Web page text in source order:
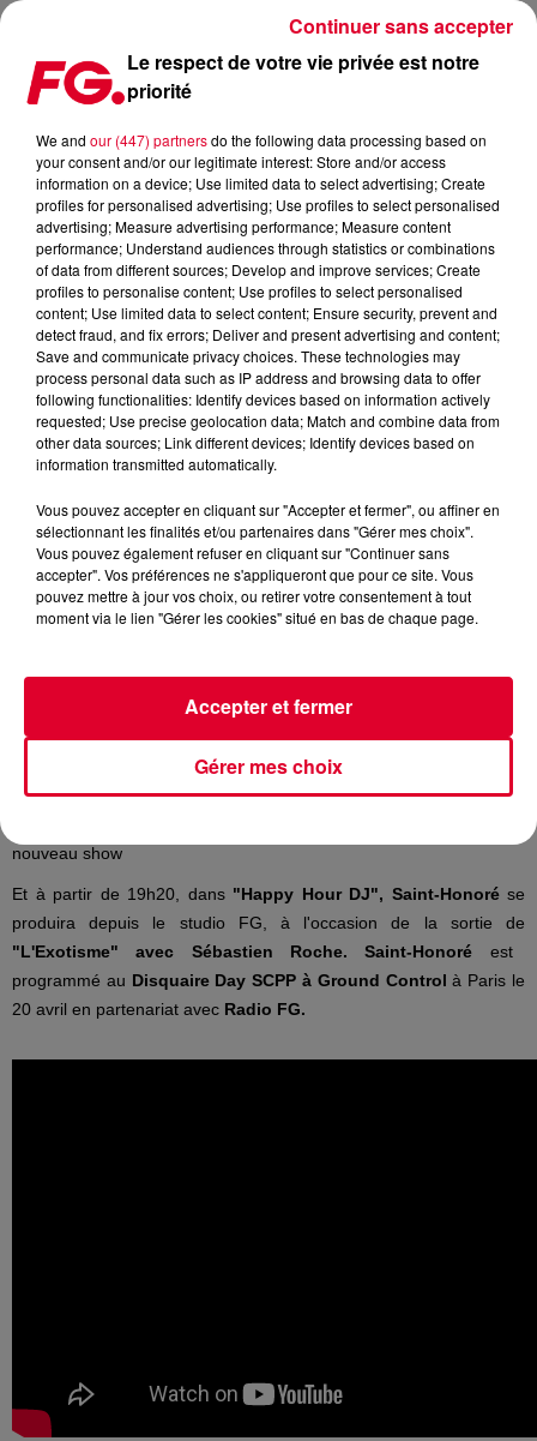
LE DUO BICEP INVITÉ D’ANTOINE BADUEL CE MARDI SOIR !
Publié : 9 avril 2024 à 11h42 par Christophe HUBERT
Le duo originaire d'Irlande du Nord,
Bicep, très populaire en France, présentera son nouveau projet
nouveau show
Et à partir de 19h20, dans "Happy Hour DJ", Saint-Honoré se
produira depuis le studio FG, à l'occasion de la sortie de
"L'Exotisme" avec Sébastien Roche. Saint-Honoré est
programmé au Disquaire Day SCPP à Ground Control à Paris le
20 avril en partenariat avec Radio FG.
Le respect de votre vie privée est notre
priorité
We and our (447) partnersdo the following data processing based on
your consent and/or our legitimate interest: Store and/or access
information on a device; Use limited data to select advertising; Create
profiles for personalised advertising; Use profiles to select personalised
advertising; Measure advertising performance; Measure content
performance; Understand audiences through statistics or combinations
of data from different sources; Develop and improve services; Create
profiles to personalise content; Use profiles to select personalised
content; Use limited data to select content; Ensure security, prevent and
detect fraud, and fix errors; Deliver and present advertising and content;
Save and communicate privacy choices. These technologies may
process personal data such as IP address and browsing data to offer
following functionalities: Identify devices based on information actively
requested; Use precise geolocation data; Match and combine data from
other data sources; Link different devices; Identify devices based on
information transmitted automatically.
Vous pouvez accepter en cliquant sur "Accepter et fermer", ou affiner en
sélectionnant les finalités et/ou partenaires dans "Gérer mes choix".
Vous pouvez également refuser en cliquant sur "Continuer sans
accepter". Vos préférences ne s'appliqueront que pour ce site. Vous
pouvez mettre à jour vos choix, ou retirer votre consentement à tout
moment via le lien "Gérer les cookies" situé en bas de chaque page.
Gérer mes choix
Accepter et fermer
Continuer sans accepter